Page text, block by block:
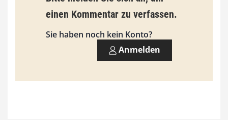
s
9
0
einen Kommentar zu verfassen.
Sie haben noch kein Konto?
Anmelden